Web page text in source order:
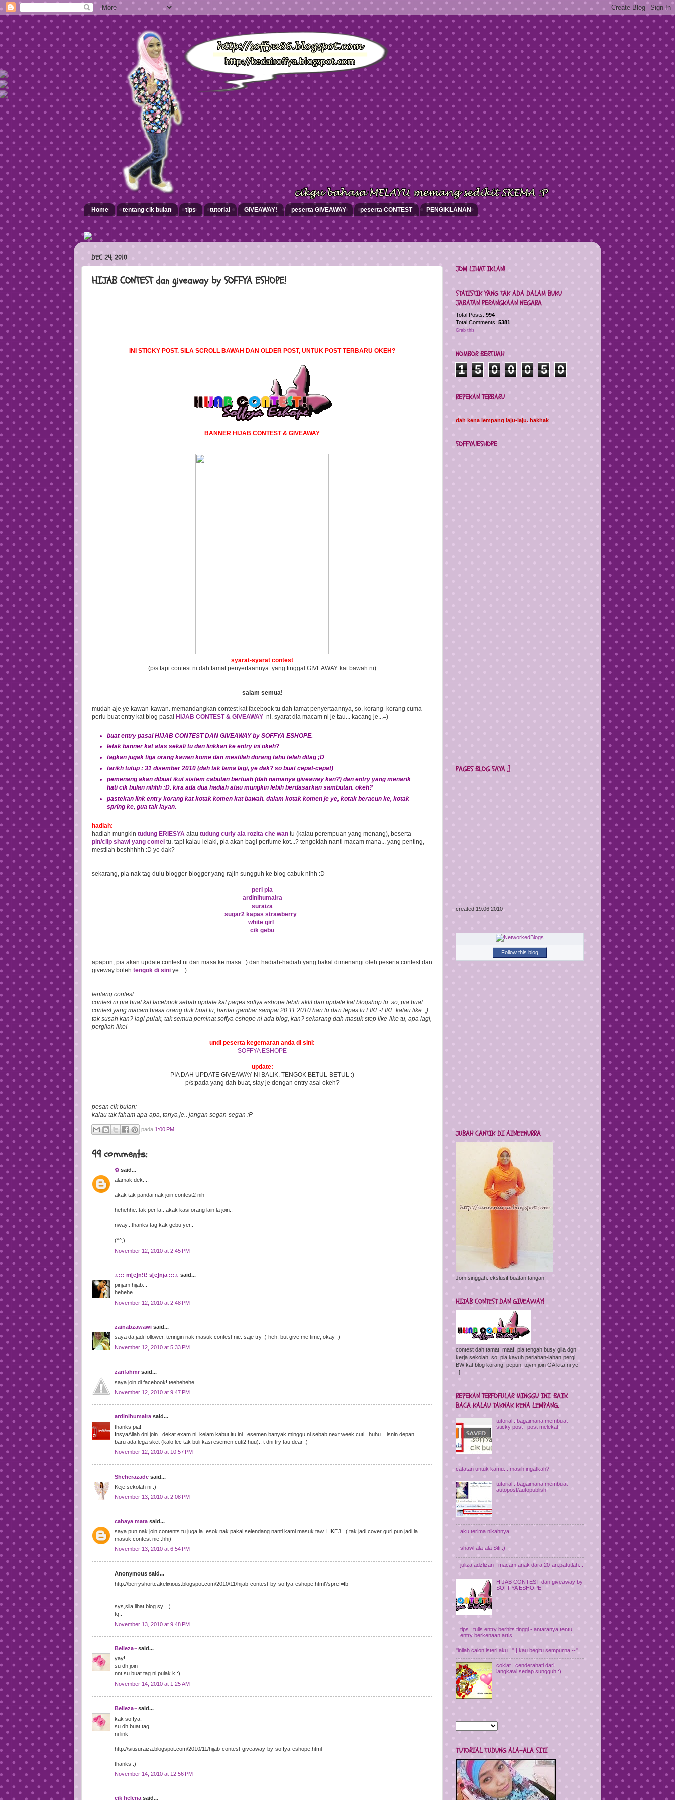
Home tentang cik bulan tips tutorial GIVEAWAY! peserta GIVEAWAY peserta CONTEST PENGIKLANAN
DEC 24, 2010
HIJAB CONTEST dan giveaway by SOFFYA ESHOPE!
INI STICKY POST. SILA SCROLL BAWAH DAN OLDER POST, UNTUK POST TERBARU OKEH?
BANNER HIJAB CONTEST & GIVEAWAY
syarat-syarat contest
(p/s:tapi contest ni dah tamat penyertaannya. yang tinggal GIVEAWAY kat bawah ni)
salam semua!
mudah aje ye kawan-kawan. memandangkan contest kat facebook tu dah tamat penyertaannya, so, korang korang cuma
perlu buat entry kat blog pasal HIJAB CONTEST & GIVEAWAY ni. syarat dia macam ni je tau... kacang je...=)
buat entry pasal HIJAB CONTEST DAN GIVEAWAY by SOFFYA ESHOPE.
letak banner kat atas sekali tu dan linkkan ke entry ini okeh?
tagkan jugak tiga orang kawan kome dan mestilah dorang tahu telah ditag ;D
tarikh tutup : 31 disember 2010 (dah tak lama lagi, ye dak? so buat cepat-cepat)
pemenang akan dibuat ikut sistem cabutan bertuah (dah namanya giveaway kan?) dan entry yang menarik
hati cik bulan nihhh :D. kira ada dua hadiah atau mungkin lebih berdasarkan sambutan. okeh?
pastekan link entry korang kat kotak komen kat bawah. dalam kotak komen je ye, kotak beracun ke, kotak
spring ke, gua tak layan.
hadiah:
hadiah mungkin tudung ERIESYA atau tudung curly ala rozita che wan tu (kalau perempuan yang menang), beserta
pin/clip shawl yang comel tu. tapi kalau lelaki, pia akan bagi perfume kot...? tengoklah nanti macam mana... yang penting,
mestilah beshhhhh :D ye dak?
sekarang, pia nak tag dulu blogger-blogger yang rajin sungguh ke blog cabuk nihh :D
peri pia
ardinihumaira
suraiza
sugar2 kapas strawberry
white girl
cik gebu
apapun, pia akan update contest ni dari masa ke masa..:) dan hadiah-hadiah yang bakal dimenangi oleh peserta contest dan
giveway boleh tengok di sini ye...:)
tentang contest:
contest ni pia buat kat facebook sebab update kat pages soffya eshope lebih aktif dari update kat blogshop tu. so, pia buat
contest yang macam biasa orang duk buat tu, hantar gambar sampai 20.11.2010 hari tu dan lepas tu LIKE-LIKE kalau like. ;)
tak susah kan? lagi pulak, tak semua peminat soffya eshope ni ada blog, kan? sekarang dah masuk step like-like tu, apa lagi,
pergilah like!
undi peserta kegemaran anda di sini:
SOFFYA ESHOPE
update:
PIA DAH UPDATE GIVEAWAY NI BALIK. TENGOK BETUL-BETUL :)
p/s;pada yang dah buat, stay je dengan entry asal okeh?
pesan cik bulan:
kalau tak faham apa-apa, tanya je.. jangan segan-segan :P
pada 1:00 PM
99 comments:
✿ said...
alamak dek....
akak tak pandai nak join contest2 nih
hehehhe..tak per la...akak kasi orang lain la join..
nway...thanks tag kak gebu yer..
(^^,)
November 12, 2010 at 2:45 PM
♫::: m[e]n!t! s[e]nja :::♫ said...
pinjam hijab...
hehehe...
November 12, 2010 at 2:48 PM
zainabzawawi said...
saya da jadi follower. teringin nak masuk contest nie. saje try :) heh. but give me time, okay :)
November 12, 2010 at 5:33 PM
zarifahmr said...
saya join di facebook! teehehehe
November 12, 2010 at 9:47 PM
ardinihumaira said...
thanks pia!
InsyaAllah dni join.. dekat exam ni. kelam kabut itu ini.. esemen banyak minggu ni sebab next week cuti.. huhu... isnin depan
baru ada lega sket (kalo lec tak buli kasi esemen cuti2 huu).. t dni try tau dear :)
November 12, 2010 at 10:57 PM
Sheherazade said...
Keje sekolah ni :)
November 13, 2010 at 2:08 PM
cahaya mata said...
saya pun nak join contents tu juga la..esok nak pakai selendang nanti kami masuk taw..LIKE3...( tak jadi cover gurl pun jadi la
masuk contest nie..hhi)
November 13, 2010 at 6:54 PM
Anonymous said...
http://berryshortcakelixious.blogspot.com/2010/11/hijab-contest-by-soffya-eshope.html?spref=fb
sys,sila lihat blog sy..=)
tq..
November 13, 2010 at 9:48 PM
Belleza~ said...
yay!
su dh join
nnt su buat tag ni pulak k :)
November 14, 2010 at 1:25 AM
Belleza~ said...
kak soffya,
su dh buat tag..
ni link
http://sitisuraiza.blogspot.com/2010/11/hijab-contest-giveaway-by-soffya-eshope.html
thanks :)
November 14, 2010 at 12:56 PM
cik helena said...
JOM LIHAT IKLAN!
STATISTIK YANG TAK ADA DALAM BUKU
JABATAN PERANGKAAN NEGARA
Total Posts: 994
Total Comments: 5381
Grab this
NOMBOR BERTUAH
1 5 0 0 0 5 0
REPEKAN TERBARU
dah kena lempang laju-laju. hakhak
SOFFYA|ESHOPE
PAGES BLOG SAYA ;]
created:19.06.2010
Follow this blog
JUBAH CANTIK DI AINEENURRA
Jom singgah. ekslusif buatan tangan!
HIJAB CONTEST DAN GIVEAWAY!
contest dah tamat! maaf, pia tengah busy gila dgn
kerja sekolah. so, pia kayuh perlahan-lahan pergi
BW kat blog korang. pepun, tqvm join GA kita ni ye
=]
REPEKAN TERFOFULAR MINGGU INI. BAIK
BACA KALAU TAKNAK KENA LEMPANG.
tutorial : bagaimana membuat
sticky post | post melekat
catatan untuk kamu....masih ingatkah?
tutorial : bagaimana membuat
autopost/autopublish
aku terima nikahnya...
shawl ala-ala Siti :)
juliza adzlizan | macam anak dara 20-an.patutlah...
HIJAB CONTEST dan giveaway by
SOFFYA ESHOPE!
tips : tulis entry berhits tinggi - antaranya tentu
entry berkenaan artis
"inilah calon isteri aku..." | kau begitu sempurna --"
coklat | cenderahati dari
langkawi.sedap sungguh :)
TUTORIAL TUDUNG ALA-ALA SITI